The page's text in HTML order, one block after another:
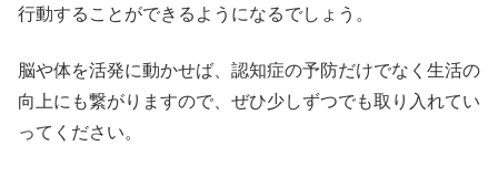
行動することができるようになるでしょう。
脳や体を活発に動かせば、認知症の予防だけでなく生活の
向上にも繋がりますので、ぜひ少しずつでも取り入れてい
ってください。